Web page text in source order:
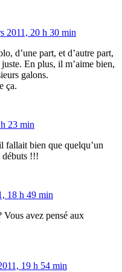
2011, 20 h 30 min
d’une part, et d’autre part,
En plus, il m’aime bien,
galons.
ça.
23 min
bien que quelqu’un
débuts !!!
18 h 49 min
Vous avez pensé aux
19 h 54 min